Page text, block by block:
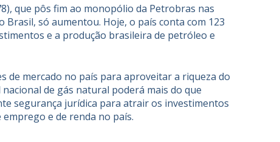
que pôs fim ao monopólio da Petrobras nas
só aumentou. Hoje, o país conta com 123
e a produção brasileira de petróleo e
de mercado no país para aproveitar a riqueza do
de gás natural poderá mais do que
segurança jurídica para atrair os investimentos
e de renda no país.